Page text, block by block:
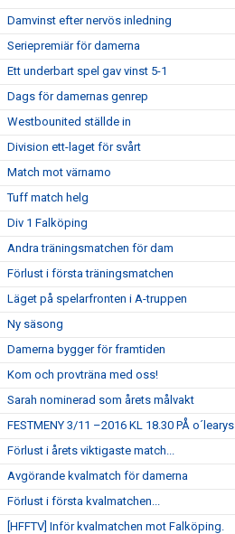
Damvinst efter nervös inledning
Seriepremiär för damerna
Ett underbart spel gav vinst 5-1
Dags för damernas genrep
Westbounited ställde in
Division ett-laget för svårt
Match mot värnamo
Tuff match helg
Div 1 Falköping
Andra träningsmatchen för dam
Förlust i första träningsmatchen
Läget på spelarfronten i A-truppen
Ny säsong
Damerna bygger för framtiden
Kom och provträna med oss!
Sarah nominerad som årets målvakt
FESTMENY 3/11 –2016 KL 18.30 PÅ o´learys
Förlust i årets viktigaste match...
Avgörande kvalmatch för damerna
Förlust i första kvalmatchen...
[HFFTV] Inför kvalmatchen mot Falköping.